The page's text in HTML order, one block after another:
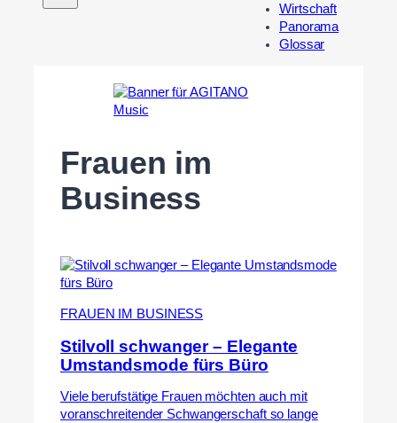
Wirtschaft
Panorama
Glossar
Frauen im
Business
FRAUEN IM BUSINESS
Stilvoll schwanger – Elegante
Umstandsmode fürs Büro
Viele berufstätige Frauen möchten auch mit
voranschreitender Schwangerschaft so lange